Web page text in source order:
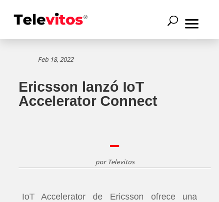
Feb 18, 2022
Ericsson lanzó IoT
Accelerator Connect
por Televitos
IoT Accelerator de Ericsson ofrece una